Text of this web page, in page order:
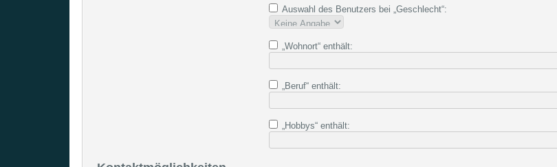
Auswahl des Benutzers bei „Geschlecht“:
„Wohnort“ enthält:
„Beruf“ enthält:
„Hobbys“ enthält: